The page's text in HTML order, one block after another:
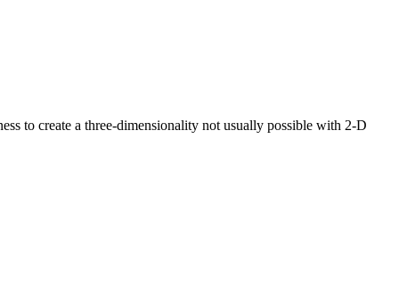
to create a three-dimensionality not usually possible with 2-D